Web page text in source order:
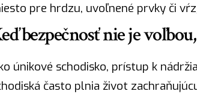
pre hrdzu, uvoľnené prvky či
bezpečnosť nie je
únikové schodisko, prístup k
často plnia život